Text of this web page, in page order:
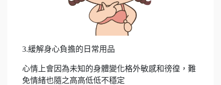
3.緩解身心負擔的日常用品
心情上會因為未知的身體變化格外敏感和徬徨，難
免情緒也隨之高高低低不穩定